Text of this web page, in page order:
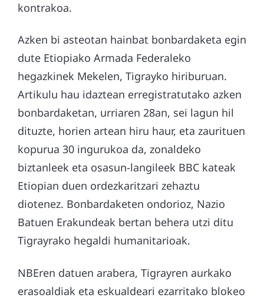
kontrakoa.
Azken bi asteotan hainbat bonbardaketa egin
dute Etiopiako Armada Federaleko
hegazkinek Mekelen, Tigrayko hiriburuan.
Artikulu hau idaztean erregistratutako azken
bonbardaketan, urriaren 28an, sei lagun hil
dituzte, horien artean hiru haur, eta zaurituen
kopurua 30 ingurukoa da, zonaldeko
biztanleek eta osasun-langileek BBC kateak
Etiopian duen ordezkaritzari zehaztu
diotenez. Bonbardaketen ondorioz, Nazio
Batuen Erakundeak bertan behera utzi ditu
Tigrayrako hegaldi humanitarioak.
NBEren datuen arabera, Tigrayren aurkako
erasoaldiak eta eskualdeari ezarritako blokeo